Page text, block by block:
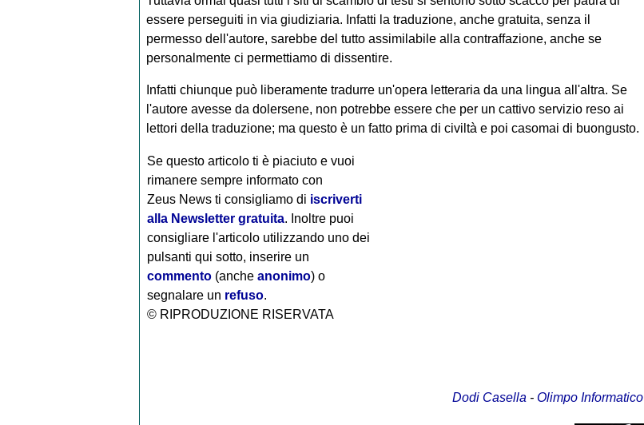
essere perseguiti in via giudiziaria. Infatti la traduzione, anche gratuita, senza il
permesso dell'autore, sarebbe del tutto assimilabile alla contraffazione, anche se
personalmente ci permettiamo di dissentire.
Infatti chiunque può liberamente tradurre un'opera letteraria da una lingua all'altra. Se
l'autore avesse da dolersene, non potrebbe essere che per un cattivo servizio reso ai
lettori della traduzione; ma questo è un fatto prima di civiltà e poi casomai di buongusto.
Se questo articolo ti è piaciuto e vuoi
rimanere sempre informato con
Zeus News ti consigliamo di iscriverti
alla Newsletter gratuita. Inoltre puoi
consigliare l'articolo utilizzando uno dei
pulsanti qui sotto, inserire un
commento(anche anonimo) o
segnalare un refuso.
© RIPRODUZIONE RISERVATA
Dodi Casella - Olimpo Informatico